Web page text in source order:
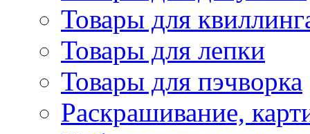
Товары для
Товары для лепки
Товары для пэчворка
Раскрашивание,